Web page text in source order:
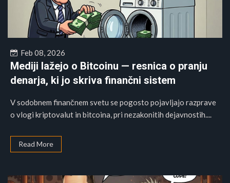
Feb 08, 2026
Mediji lažejo o Bitcoinu — resnica o pranju
denarja, ki jo skriva finančni sistem
V sodobnem finančnem svetu se pogosto pojavljajo razprave
o vlogi kriptovalut in bitcoina, pri nezakonitih dejavnostih....
Read More